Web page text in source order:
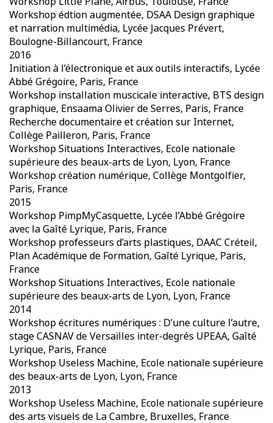
Workshop édtion augmentée, DSAA Design graphique
et narration multimédia, Lycée Jacques Prévert,
Boulogne-Billancourt, France
2016
Initiation à l’électronique et aux outils interactifs, Lycée
Abbé Grégoire, Paris, France
Workshop installation muscicale interactive, BTS design
graphique, Ensaama Olivier de Serres, Paris, France
Recherche documentaire et création sur Internet,
Collège Pailleron, Paris, France
Workshop Situations Interactives, Ecole nationale
supérieure des beaux-arts de Lyon, Lyon, France
Workshop création numérique, Collège Montgolfier,
Paris, France
2015
Workshop PimpMyCasquette, Lycée l’Abbé Grégoire
avec la Gaîté Lyrique, Paris, France
Workshop professeurs d’arts plastiques, DAAC Créteil,
Plan Académique de Formation, Gaîté Lyrique, Paris,
France
Workshop Situations Interactives, Ecole nationale
supérieure des beaux-arts de Lyon, Lyon, France
2014
Workshop écritures numériques : D’une culture l’autre,
stage CASNAV de Versailles inter-degrés UPEAA, Gaîté
Lyrique, Paris, France
Workshop Useless Machine, Ecole nationale supérieure
des beaux-arts de Lyon, Lyon, France
2013
Workshop Useless Machine, Ecole nationale supérieure
des arts visuels de La Cambre, Bruxelles, France